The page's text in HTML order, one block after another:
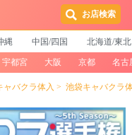
お店検索
縄 中国/四国 北海道/東北
宇都宮 大阪 京都 名古
ャバクラ体入 池袋キャバクラ